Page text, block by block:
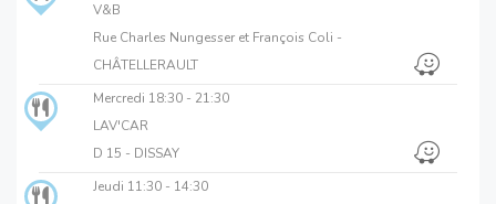
V&B
Rue Charles Nungesser et François Coli -
CHÂTELLERAULT
Mercredi 18:30 - 21:30
LAV'CAR
D 15 - DISSAY
Jeudi 11:30 - 14:30